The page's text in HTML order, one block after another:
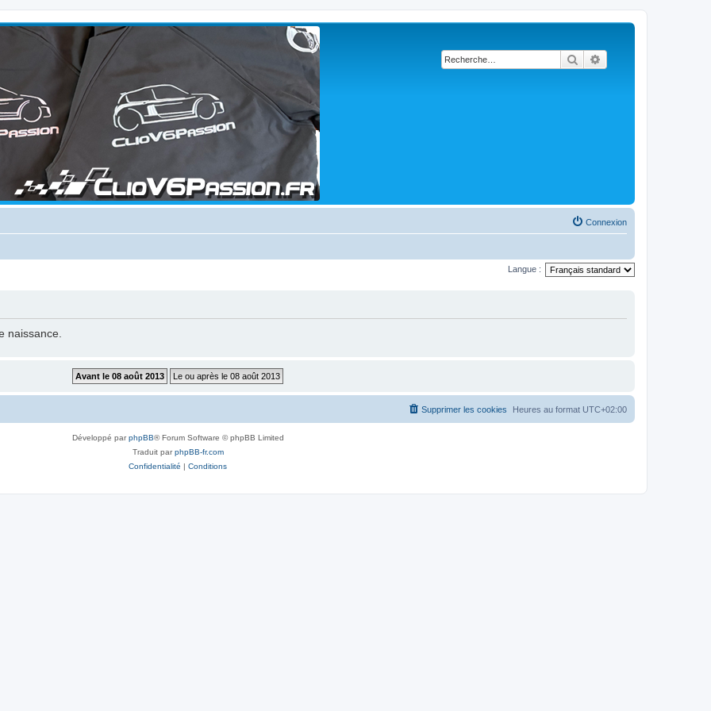
Rechercher
Connexion
Langue :
naissance.
Heures au format UTC+02:00
Supprimer les cookies
Développé parphpBB® Forum Software © phpBB Limited
Traduit parphpBB-fr.com
Confidentialité | Conditions